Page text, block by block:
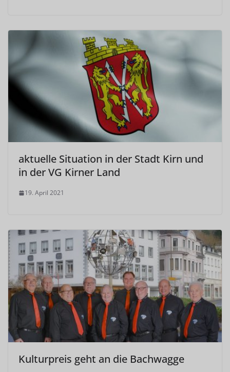
aktuelle Situation in der Stadt Kirn und
in der VG Kirner Land
19. April 2021
Kulturpreis geht an die Bachwagge